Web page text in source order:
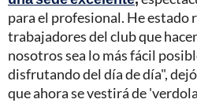
para el profesional. He estado
trabajadores del club que
nosotros sea lo más fácil
disfrutando del día de día",
que ahora se vestirá de